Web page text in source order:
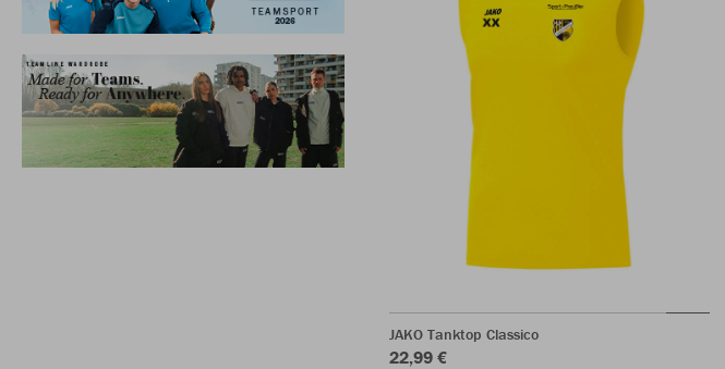
JAKO Tanktop Classico
22,99 €